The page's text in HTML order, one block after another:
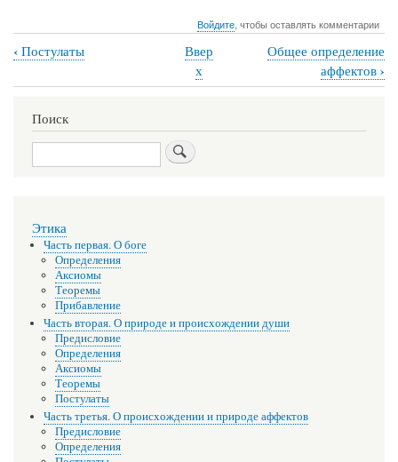
Войдите, чтобы оставлять комментарии
Перекрёстные
ссылки
книги
для
Определение
‹ Постулаты
Ввер
х
Общее определение
аффектов ›
Поиск
Поиск
Этика
Часть первая. О боге
Определения
Аксиомы
Теоремы
Прибавление
Часть вторая. О природе и происхождении души
Предисловие
Определения
Аксиомы
Теоремы
Постулаты
Часть третья. О происхождении и природе аффектов
Предисловие
Определения